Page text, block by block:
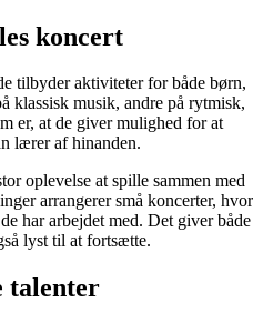
koncert
tilbyder aktiviteter for både børn,
klassisk musik, andre på rytmisk,
er, at de giver mulighed for at
lærer af hinanden.
oplevelse at spille sammen med
arrangerer små koncerter, hvor
har arbejdet med. Det giver både
lyst til at fortsætte.
talenter